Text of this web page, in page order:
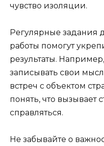
чувство изоляции.
Регулярные задания
работы помогут
результаты.
записывать свои
встреч с объектом
понять, что вызывает
справляться.
Не забывайте о